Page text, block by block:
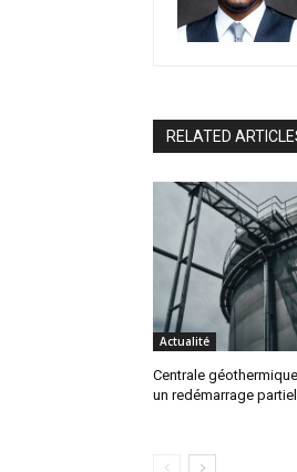
RELATED
Actualité
Centrale
un redémarrage partiel